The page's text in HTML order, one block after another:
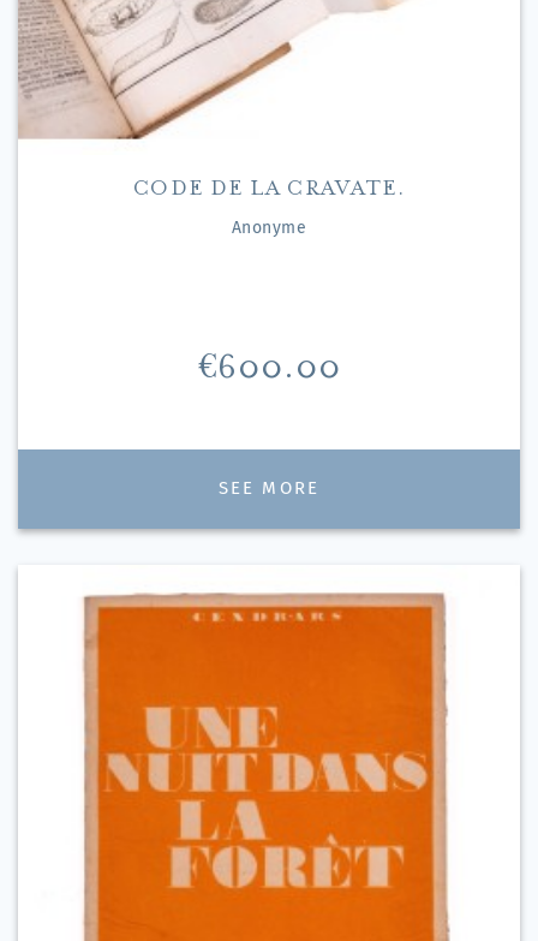
CODE DE LA CRAVATE.
Anonyme
Price
€600.00
SEE MORE